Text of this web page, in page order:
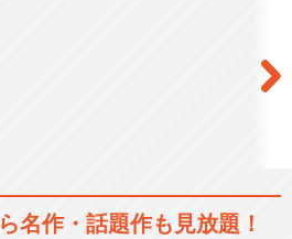
名作・話題作も見放題！